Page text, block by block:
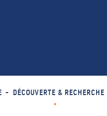
DÉCOUVERTE & RECHERCHE